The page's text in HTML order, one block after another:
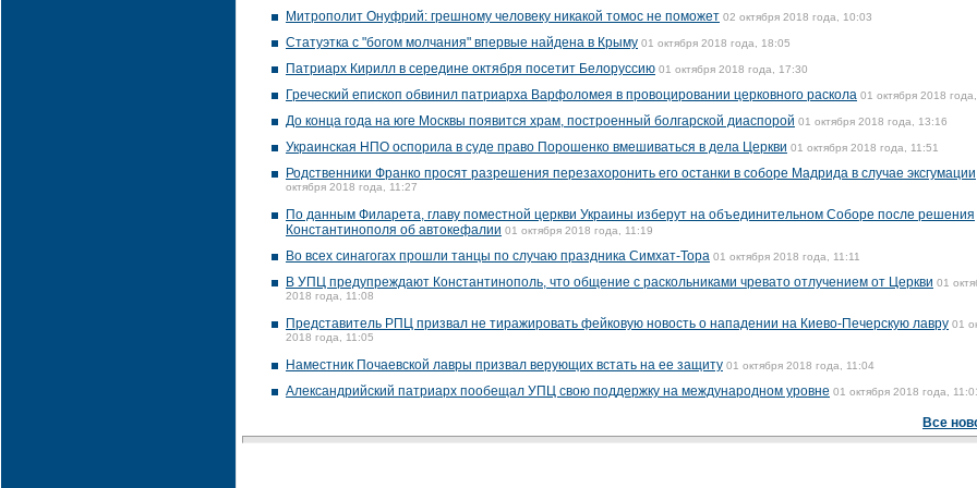
Митрополит Онуфрий: грешному человеку никакой томос не поможет 02 октября 2018 года, 10:03
Статуэтка с "богом молчания" впервые найдена в Крыму 01 октября 2018 года, 18:05
Патриарх Кирилл в середине октября посетит Белоруссию 01 октября 2018 года, 17:30
Греческий епископ обвинил патриарха Варфоломея в провоцировании церковного раскола 01 октября 2018
До конца года на юге Москвы появится храм, построенный болгарской диаспорой 01 октября 2018 года, 13:16
Украинская НПО оспорила в суде право Порошенко вмешиваться в дела Церкви 01 октября 2018 года, 11:51
Родственники Франко просят разрешения перезахоронить его останки в соборе Мадрида в случае эксгумации
октября 2018 года, 11:27
По данным Филарета, главу поместной церкви Украины изберут на объединительном Соборе после решения
Константинополя об автокефалии 01 октября 2018 года, 11:19
Во всех синагогах прошли танцы по случаю праздника Симхат-Тора 01 октября 2018 года, 11:11
В УПЦ предупреждают Константинополь, что общение с раскольниками чревато отлучением от Церкви 01
2018 года, 11:08
Представитель РПЦ призвал не тиражировать фейковую новость о нападении на Киево-Печерскую лавру 01
2018 года, 11:05
Наместник Почаевской лавры призвал верующих встать на ее защиту 01 октября 2018 года, 11:04
Александрийский патриарх пообещал УПЦ свою поддержку на международном уровне 01 октября 2018 года,
Все